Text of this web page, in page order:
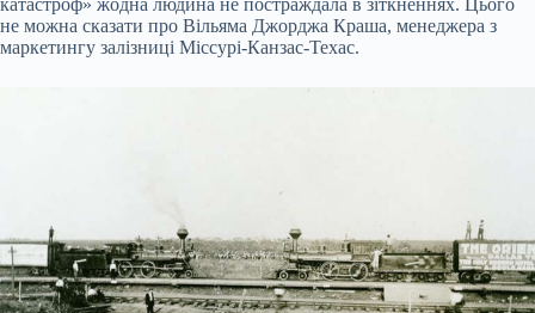
катастроф» жодна людина не постраждала в зіткненнях. Цього
не можна сказати про Вільяма Джорджа Краша, менеджера з
маркетингу залізниці Міссурі-Канзас-Техас.